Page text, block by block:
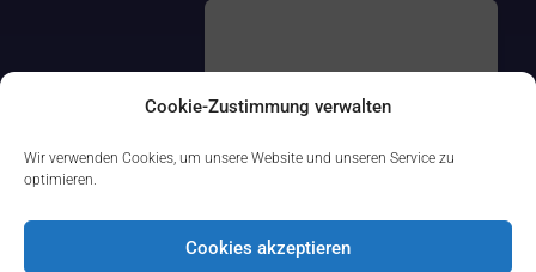
Cookie-Zustimmung verwalten
Wir verwenden Cookies, um unsere Website und unseren Service zu
optimieren.
Cookies akzeptieren